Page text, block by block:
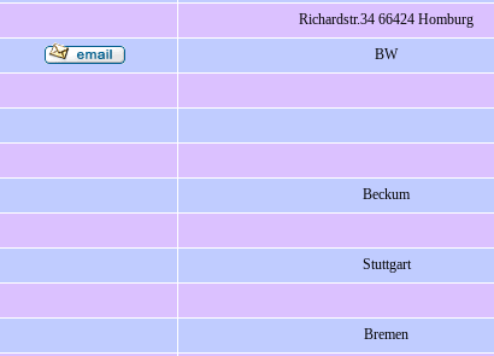
Richardstr.34 66424 Homburg
BW
Beckum
Stuttgart
Bremen